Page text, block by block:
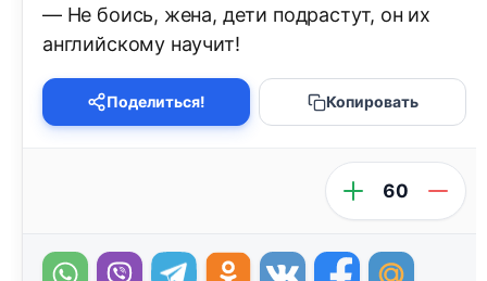
— Не боись, жена, дети подрастут, он их
английскому научит!
Поделиться! Копировать
60